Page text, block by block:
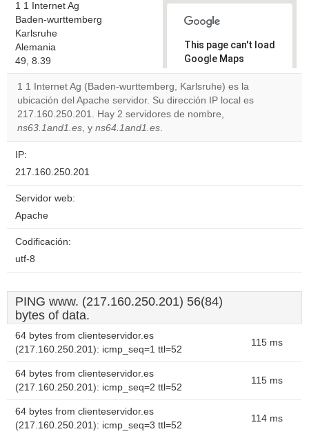
1 1 Internet Ag
Baden-wurttemberg
Karlsruhe
Alemania
49, 8.39
This page can't load
Google Maps
correctly.
Do you
own this
1 1 Internet Ag (Baden-wurttemberg, Karlsruhe) es la
ubicación del Apache servidor. Su dirección IP local es
217.160.250.201. Hay 2 servidores de nombre,
ns63.1and1.es, y ns64.1and1.es.
IP:
217.160.250.201
Servidor web:
Apache
Codificación:
utf-8
PING www. (217.160.250.201) 56(84)
bytes of data.
64 bytes from clienteservidor.es
(217.160.250.201): icmp_seq=1 ttl=52
115 ms
64 bytes from clienteservidor.es
(217.160.250.201): icmp_seq=2 ttl=52
115 ms
64 bytes from clienteservidor.es
(217.160.250.201): icmp_seq=3 ttl=52
114 ms